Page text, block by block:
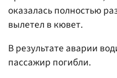
оказалась полностью
вылетел в кювет.
В результате аварии
пассажир погибли.